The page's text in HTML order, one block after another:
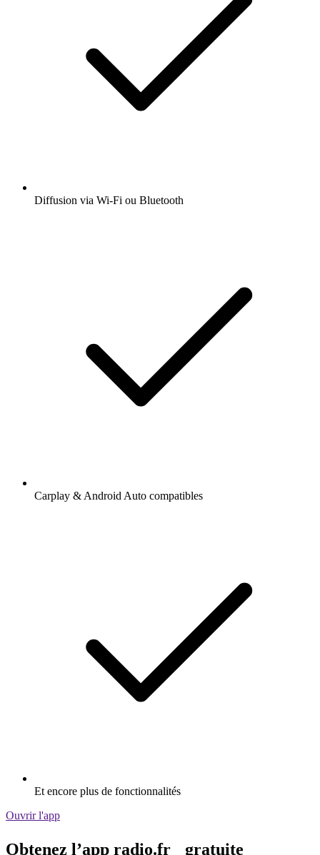
Diffusion via Wi-Fi ou Bluetooth
Carplay & Android Auto compatibles
Et encore plus de fonctionnalités
Ouvrir l'app
Obtenez l’app radio.fr gratuite